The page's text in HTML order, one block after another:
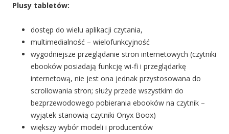
Plusy tabletów:
dostęp do wielu aplikacji czytania,
multimedialność – wielofunkcyjność
wygodniejsze przeglądanie stron internetowych (czytniki
ebooków posiadają funkcję wi-fi i przeglądarkę
internetową, nie jest ona jednak przystosowana do
scrollowania stron; służy przede wszystkim do
bezprzewodowego pobierania ebooków na czytnik –
wyjątek stanowią czytniki Onyx Boox)
większy wybór modeli i producentów